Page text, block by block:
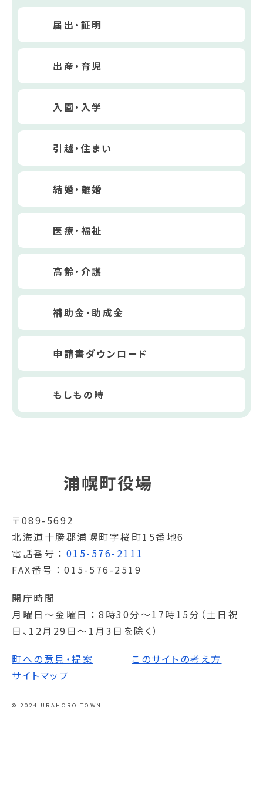
届出・証明
出産・育児
入園・入学
引越・住まい
結婚・離婚
医療・福祉
高齢・介護
補助金・助成金
申請書ダウンロード
もしもの時
浦幌町役場
〒089-5692
北海道十勝郡浦幌町字桜町15番地6
電話番号
015-576-2111
FAX番号
015-576-2519
開庁時間
月曜日～金曜日
8時30分～17時15分（土日祝
日、12月29日～1月3日を除く）
町への意見・提案
このサイトの考え方
サイトマップ
© 2024 URAHORO TOWN